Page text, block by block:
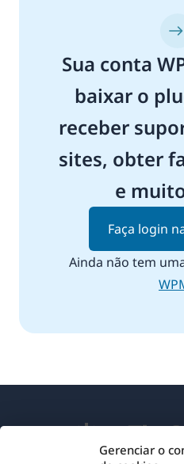
Gerenciar o
Sua conta
baixar o
receber
sites, obter
e
Faça login
Ainda não tem